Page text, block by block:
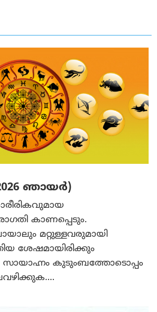
ഞായര്‍)
കാണപ്പെടും.
മറ്റുള്ളവരുമായി
ശേഷമായിരിക്കും
കുടുംബത്തോടൊപ്പം